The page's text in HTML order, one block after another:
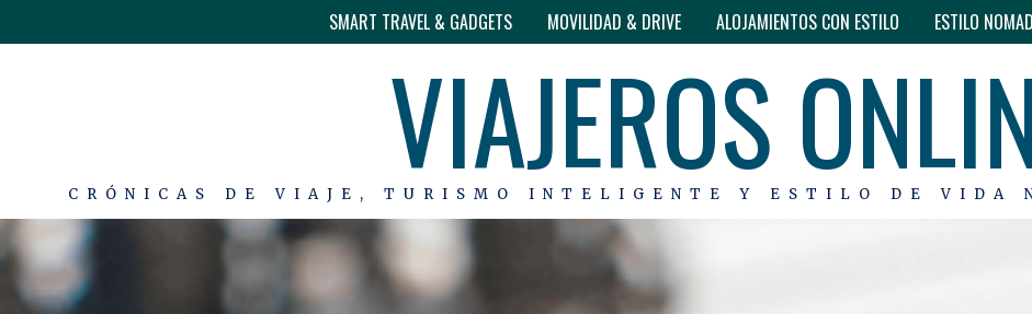
SMART TRAVEL & GADGETS MOVILIDAD & DRIVE ALOJAMIENTOS CON ESTILO ESTILO
VIAJEROS
CRÓNICAS DE VIAJE, TURISMO INTELIGENTE Y ESTILO DE VIDA